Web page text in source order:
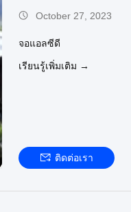
October 27, 2023
จอแอลซีดี
เรียนรู้เพิ่มเติม →
ติดต่อเรา